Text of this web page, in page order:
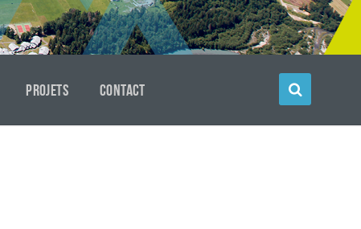
PROJETS CONTACT